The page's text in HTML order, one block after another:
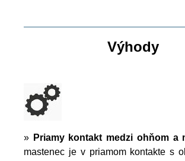
Výhody
» Priamy kontakt medzi ohňom a
mastenec je v priamom kontakte s